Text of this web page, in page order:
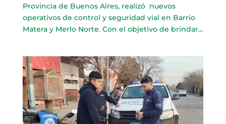
Provincia de Buenos Aires, realizó nuevos
operativos de control y seguridad vial en Barrio
Matera y Merlo Norte. Con el objetivo de brindar...